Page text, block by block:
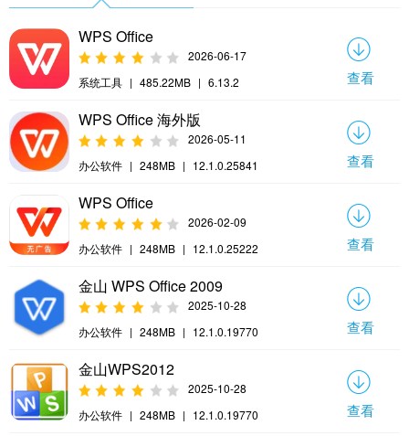
WPS Office
2026-06-17
系统工具 | 485.22MB | 6.13.2 查看
WPS Office 海外版
2026-05-11
办公软件 | 248MB | 12.1.0.25841 查看
WPS Office
2026-02-09
办公软件 | 248MB | 12.1.0.25222 查看
金山 WPS Office 2009
2025-10-28
办公软件 | 248MB | 12.1.0.19770 查看
金山WPS2012
2025-10-28
办公软件 | 248MB | 12.1.0.19770 查看